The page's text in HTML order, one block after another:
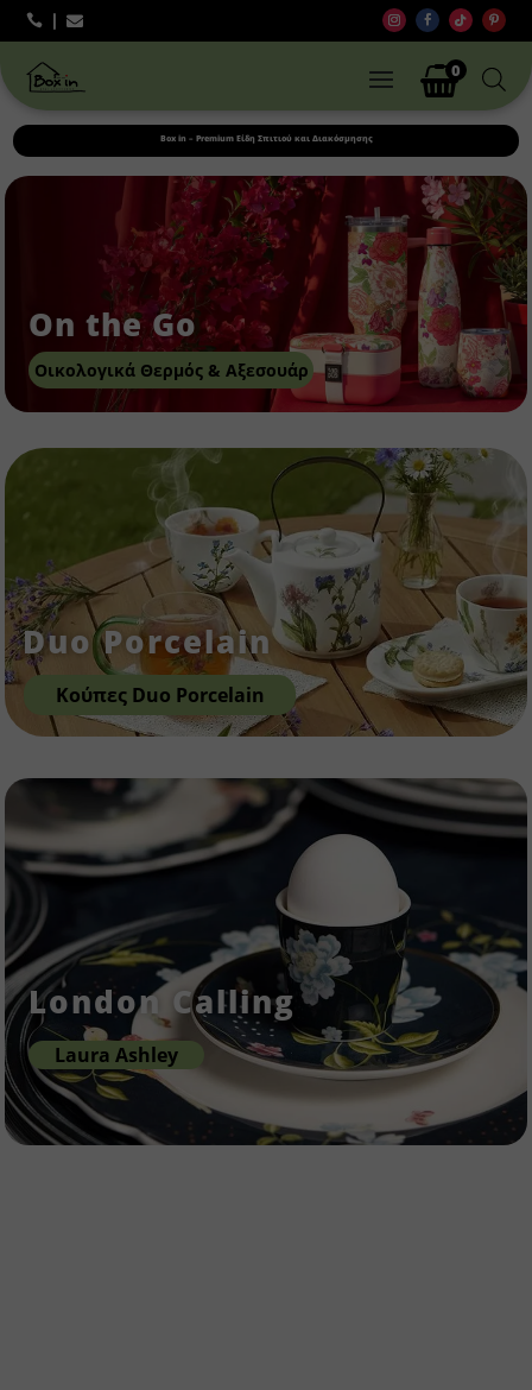
 
0
Box in – Premium Είδη Σπιτιού και Διακόσμησης
On the Go
Οικολογικά Θερμός & Αξεσουάρ
Duo Porcelain
Κούπες Duo Porcelain
London Calling
Laura Ashley